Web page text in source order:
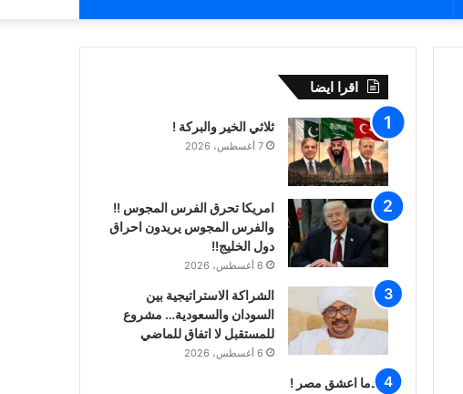
عن
اقرا ايضا
ثلاثي الخير والبركة !
7 أغسطس، 2026
امريكا تحرق الفرس المجوس !!
والفرس المجوس يريدون احراق
دول الخليج!!
6 أغسطس، 2026
الشراكة الاستراتيجية بين
السودان والسعودية… مشروع
للمستقبل لا اتفاق للماضي
6 أغسطس، 2026
عندما اعشق مصر !